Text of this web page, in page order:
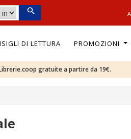
DI LETTURA PROMOZIONI
gratuite a partire da 19€.